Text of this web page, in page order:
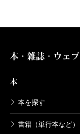
本・雑誌・ウェブ
本
本を探す
書籍（単行本など）